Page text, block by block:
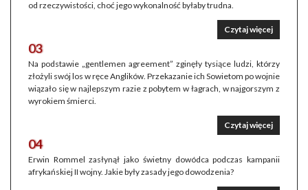
od rzeczywistości, choć jego wykonalność byłaby trudna.
Czytaj więcej
03
Na podstawie „gentlemen agreement” zginęły tysiące ludzi, którzy
złożyli swój los w ręce Anglików. Przekazanie ich Sowietom po wojnie
wiązało się w najlepszym razie z pobytem w łagrach, w najgorszym z
wyrokiem śmierci.
Czytaj więcej
04
Erwin Rommel zasłynął jako świetny dowódca podczas kampanii
afrykańskiej II wojny. Jakie były zasady jego dowodzenia?